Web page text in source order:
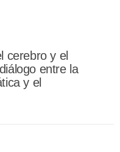
cerebro y el
entre la
y el